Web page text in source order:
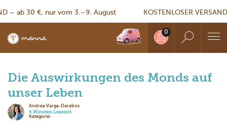
– ab 30 €, nur vom 3.–9. August KOSTENLOSER
Die Auswirkungen des Monds auf
unser Leben
Andrea Varga-Darabos
4 Minuten Lesezeit
Kategorie: